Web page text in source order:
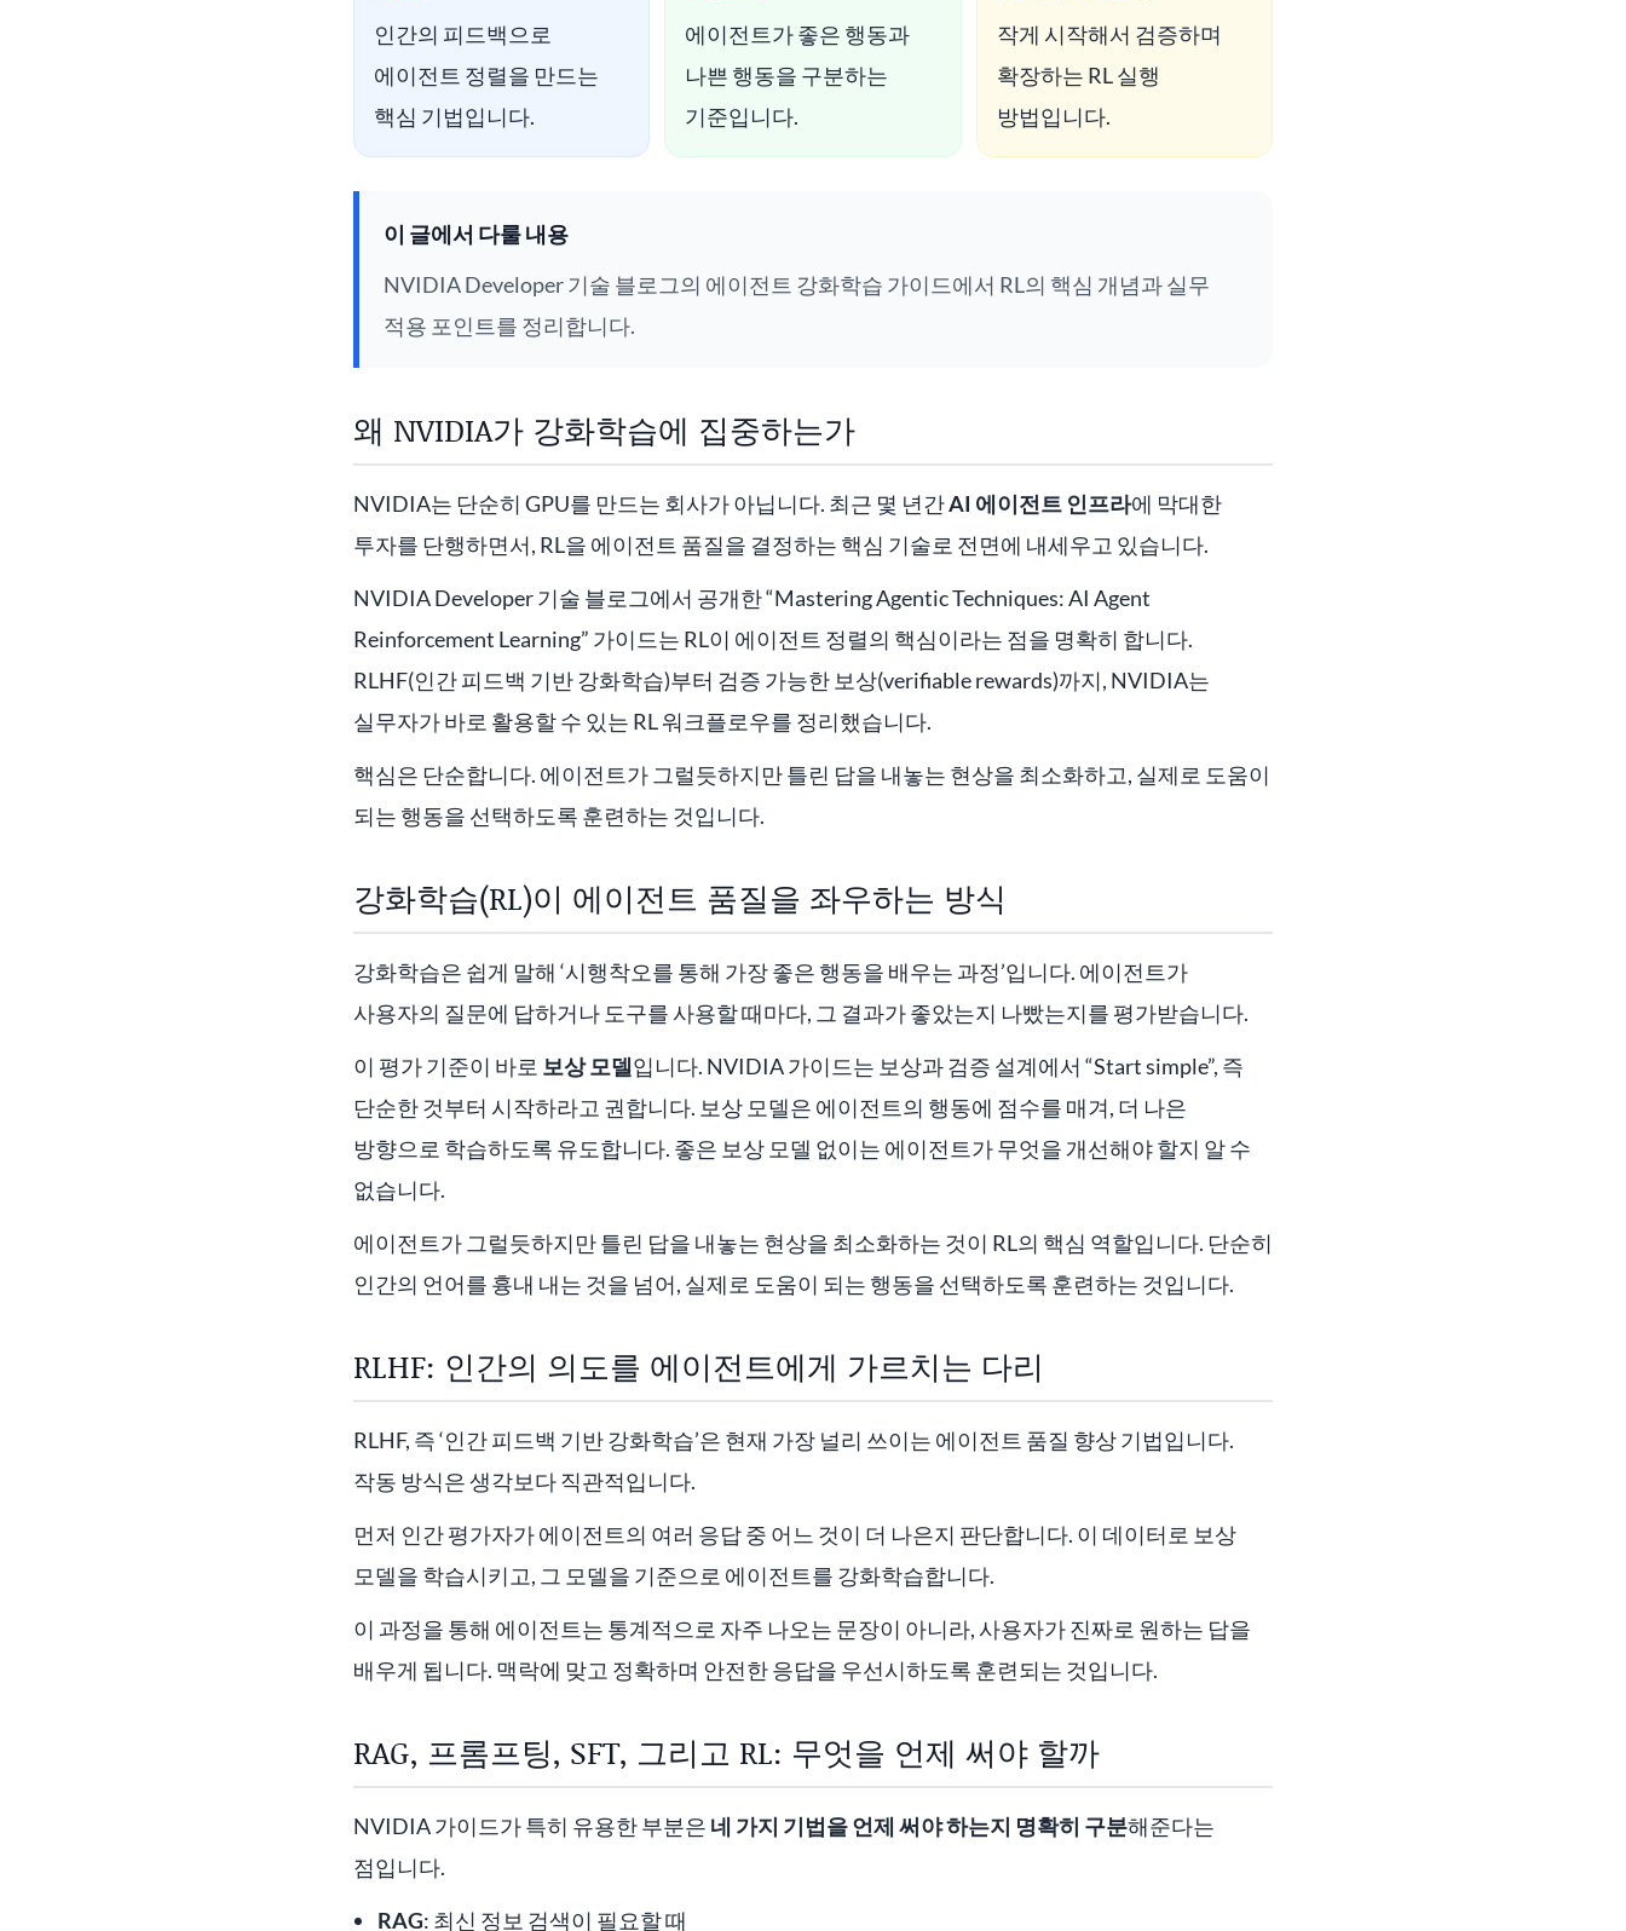
인간의 피드백으로
에이전트 정렬을 만드는
핵심 기법입니다.
에이전트가 좋은 행동과
나쁜 행동을 구분하는
기준입니다.
작게 시작해서 검증하며
확장하는 RL 실행
방법입니다.
이 글에서 다룰 내용
NVIDIA Developer 기술 블로그의 에이전트 강화학습 가이드에서 RL의 핵심 개념과 실무
적용 포인트를 정리합니다.
왜 NVIDIA가 강화학습에 집중하는가
NVIDIA는 단순히 GPU를 만드는 회사가 아닙니다. 최근 몇 년간AI 에이전트 인프라에 막대한
투자를 단행하면서, RL을 에이전트 품질을 결정하는 핵심 기술로 전면에 내세우고 있습니다.
NVIDIA Developer 기술 블로그에서 공개한 “Mastering Agentic Techniques: AI Agent
Reinforcement Learning” 가이드는 RL이 에이전트 정렬의 핵심이라는 점을 명확히 합니다.
RLHF(인간 피드백 기반 강화학습)부터 검증 가능한 보상(verifiable rewards)까지, NVIDIA는
실무자가 바로 활용할 수 있는 RL 워크플로우를 정리했습니다.
핵심은 단순합니다. 에이전트가 그럴듯하지만 틀린 답을 내놓는 현상을 최소화하고, 실제로 도움이
되는 행동을 선택하도록 훈련하는 것입니다.
강화학습(RL)이 에이전트 품질을 좌우하는 방식
강화학습은 쉽게 말해 ‘시행착오를 통해 가장 좋은 행동을 배우는 과정’입니다. 에이전트가
사용자의 질문에 답하거나 도구를 사용할 때마다, 그 결과가 좋았는지 나빴는지를 평가받습니다.
이 평가 기준이 바로 보상 모델입니다. NVIDIA 가이드는 보상과 검증 설계에서 “Start simple”, 즉
단순한 것부터 시작하라고 권합니다. 보상 모델은 에이전트의 행동에 점수를 매겨, 더 나은
방향으로 학습하도록 유도합니다. 좋은 보상 모델 없이는 에이전트가 무엇을 개선해야 할지 알 수
없습니다.
에이전트가 그럴듯하지만 틀린 답을 내놓는 현상을 최소화하는 것이 RL의 핵심 역할입니다. 단순히
인간의 언어를 흉내 내는 것을 넘어, 실제로 도움이 되는 행동을 선택하도록 훈련하는 것입니다.
RLHF: 인간의 의도를 에이전트에게 가르치는 다리
RLHF, 즉 ‘인간 피드백 기반 강화학습’은 현재 가장 널리 쓰이는 에이전트 품질 향상 기법입니다.
작동 방식은 생각보다 직관적입니다.
먼저 인간 평가자가 에이전트의 여러 응답 중 어느 것이 더 나은지 판단합니다. 이 데이터로 보상
모델을 학습시키고, 그 모델을 기준으로 에이전트를 강화학습합니다.
이 과정을 통해 에이전트는 통계적으로 자주 나오는 문장이 아니라, 사용자가 진짜로 원하는 답을
배우게 됩니다. 맥락에 맞고 정확하며 안전한 응답을 우선시하도록 훈련되는 것입니다.
RAG, 프롬프팅, SFT, 그리고 RL: 무엇을 언제 써야 할까
NVIDIA 가이드가 특히 유용한 부분은 네 가지 기법을 언제 써야 하는지 명확히 구분해준다는
점입니다.
RAG: 최신 정보 검색이 필요할 때